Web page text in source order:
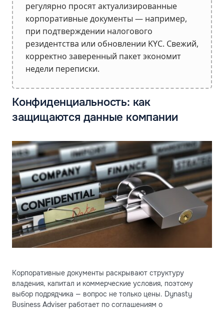
регулярно просят актуализированные
корпоративные документы — например,
при подтверждении налогового
резидентства или обновлении KYC. Свежий,
корректно заверенный пакет экономит
недели переписки.
Конфиденциальность: как
защищаются данные компании
Корпоративные документы раскрывают структуру
владения, капитал и коммерческие условия, поэтому
выбор подрядчика — вопрос не только цены. Dynasty
Business Adviser работает по соглашениям о